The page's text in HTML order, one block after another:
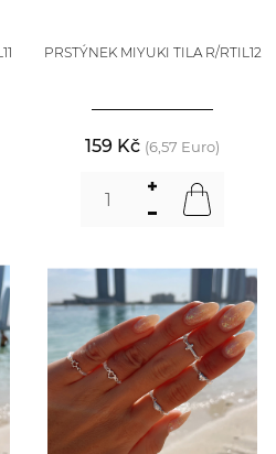
PRSTÝNEK MIYUKI TILA R/RTIL12
159 Kč (6,57 Euro)